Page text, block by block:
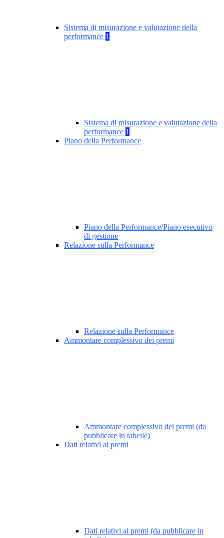
Sistema di misurazione e valutazione della
performance 1
Sistema di misurazione e valutazione della
performance 1
Piano della Performance
Piano della Performance/Piano esecutivo
di gestione
Relazione sulla Performance
Relazione sulla Performance
Ammontare complessivo dei premi
Ammontare complessivo dei premi (da
pubblicare in tabelle)
Dati relativi ai premi
Dati relativi ai premi (da pubblicare in